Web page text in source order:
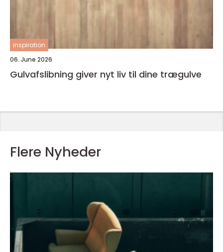
inspiration
06. June 2026
Gulvafslibning giver nyt liv til dine trægulve
Flere Nyheder